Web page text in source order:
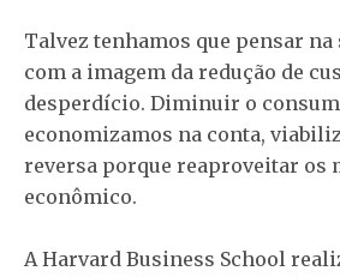
Talvez tenhamos que pensar
com a imagem da redução de
desperdício. Diminuir o
economizamos na conta,
reversa porque reaproveitar os
econômico.
A Harvard Business School